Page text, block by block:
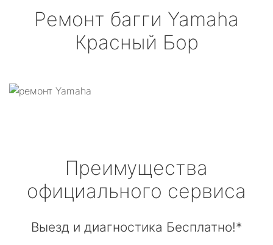
Ремонт багги Yamaha
Красный Бор
Преимущества
официального сервиса
Выезд и диагностика Бесплатно!*